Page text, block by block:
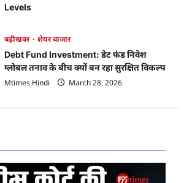
Levels
बड़ीखबर
शेयर बाजार
Debt Fund Investment: डेट फंड निवेश
ग्लोबल तनाव के बीच क्यों बन रहा सुरक्षित विकल्प
Mtimes Hindi
March 28, 2026